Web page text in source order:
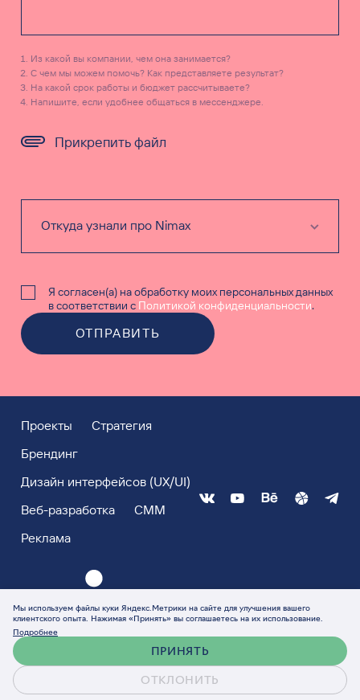
Прикрепить файл
Из какой вы компании, чем она занимается?
С чем мы можем помочь? Как представляете результат?
На какой срок работы и бюджет рассчитываете?
Напишите, если удобнее общаться в мессенджере.
Я согласен(а) на обработку моих персональных данных
в соответствии с Политикой конфиденциальности.
ОТПРАВИТЬ
Проекты
Стратегия
Брендинг
Дизайн интерфейсов (UX/UI)
Веб-разработка
СММ
Реклама
Мы используем файлы куки Яндекс.Метрики на сайте для улучшения вашего
клиентского опыта. Нажимая «Принять» вы соглашаетесь на их использование.
Подробнее
ПРИНЯТЬ
ОТКЛОНИТЬ